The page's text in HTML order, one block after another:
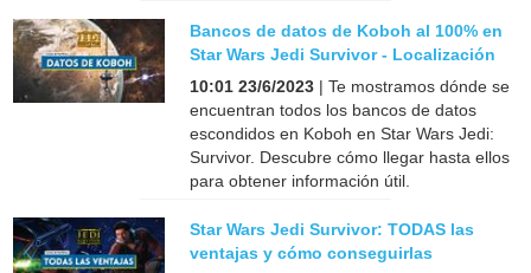
Bancos de datos de Koboh al 100% en
Star Wars Jedi Survivor - Localización
10:01 23/6/2023 | Te mostramos dónde se
encuentran todos los bancos de datos
escondidos en Koboh en Star Wars Jedi:
Survivor. Descubre cómo llegar hasta ellos
para obtener información útil.
Star Wars Jedi Survivor: TODAS las
ventajas y cómo conseguirlas